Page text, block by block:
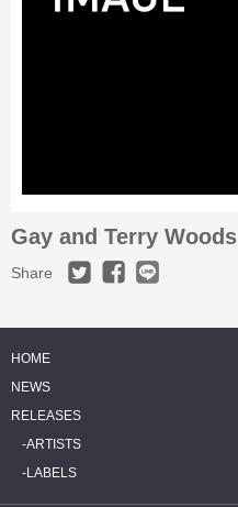
Gay and Terry Woods
Share
HOME
NEWS
RELEASES
ARTISTS
LABELS